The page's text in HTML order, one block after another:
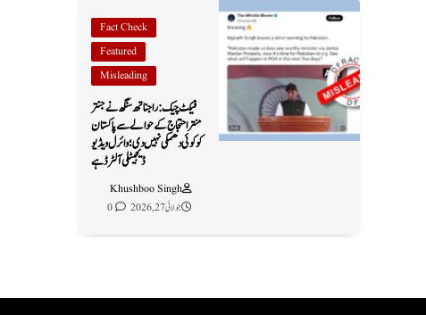
Fact Check
Featured
Misleading
فیکٹ چیک: راجناتھ سنگھ نے جنتر
منتر احتجاج کے حوالے سے پاکستان
کو کوئی دھمکی نہیں دی؛ وائرل ویڈیو
ڈیجیٹلی آلٹرڈ ہے
Khushboo Singh
جولائی 27, 2026
0